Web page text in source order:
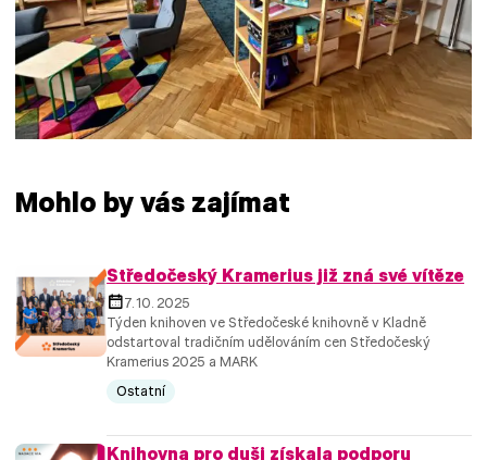
Mohlo by vás zajímat
Středočeský Kramerius již zná své vítěze
7. 10. 2025
Týden knihoven ve Středočeské knihovně v Kladně
odstartoval tradičním udělováním cen Středočeský
Kramerius 2025 a MARK
Ostatní
Knihovna pro duši získala podporu